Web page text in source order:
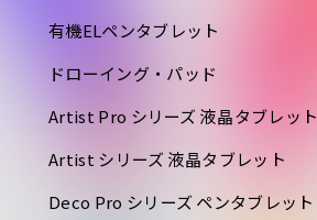
有機ELペンタブレット
ドローイング・パッド
Artist Pro シリーズ 液晶タブレット
Artist シリーズ 液晶タブレット
Deco Pro シリーズ ペンタブレット